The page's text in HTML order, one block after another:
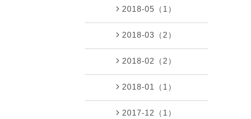
2018-05（1）
2018-03（2）
2018-02（2）
2018-01（1）
2017-12（1）